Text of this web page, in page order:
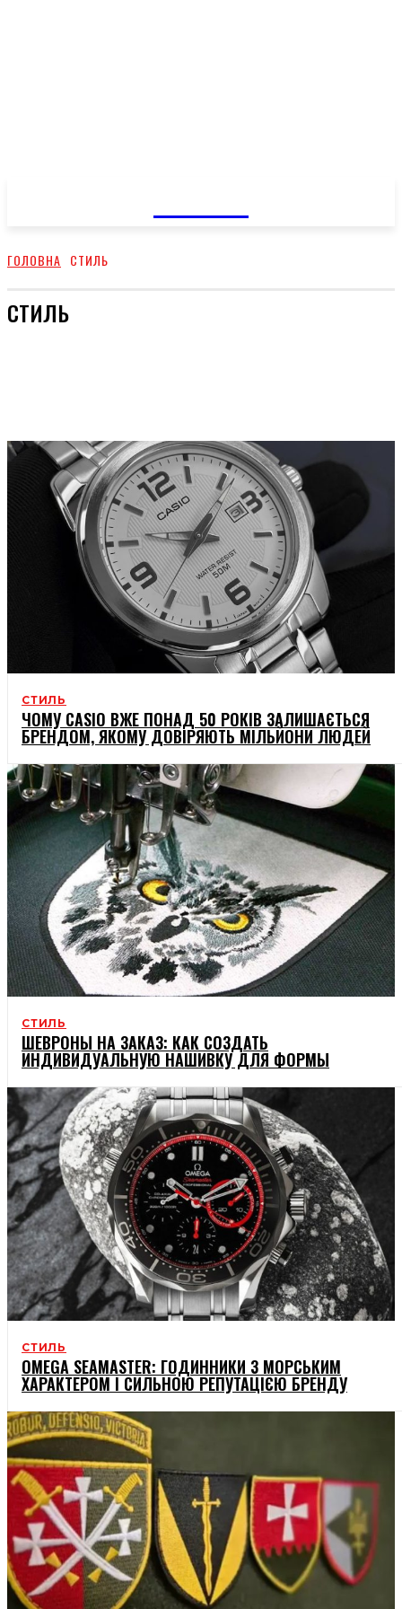
ГОЛОВНА СТИЛЬ
СТИЛЬ
СТИЛЬ
ЧОМУ CASIO ВЖЕ ПОНАД 50 РОКІВ ЗАЛИШАЄТЬСЯ
БРЕНДОМ, ЯКОМУ ДОВІРЯЮТЬ МІЛЬЙОНИ ЛЮДЕЙ
СТИЛЬ
ШЕВРОНЫ НА ЗАКАЗ: КАК СОЗДАТЬ
ИНДИВИДУАЛЬНУЮ НАШИВКУ ДЛЯ ФОРМЫ
СТИЛЬ
OMEGA SEAMASTER: ГОДИННИКИ З МОРСЬКИМ
ХАРАКТЕРОМ І СИЛЬНОЮ РЕПУТАЦІЄЮ БРЕНДУ